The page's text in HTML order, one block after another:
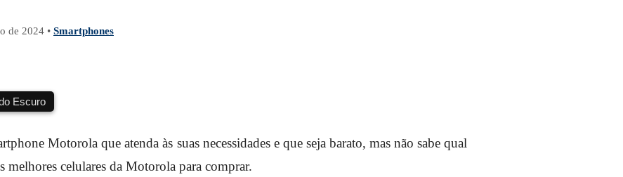
de 2024 • Smartphones
Escuro
Motorola que atenda às suas necessidades e que seja barato, mas não sabe qual
melhores celulares da Motorola para comprar.